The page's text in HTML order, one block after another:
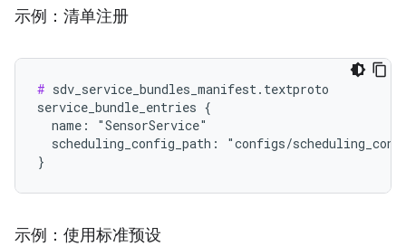
示例：清单注册
# sdv_service_bundles_manifest.textproto
service_bundle_entries {
  name: "SensorService"
scheduling_config_path: "configs/
示例：使用标准预设